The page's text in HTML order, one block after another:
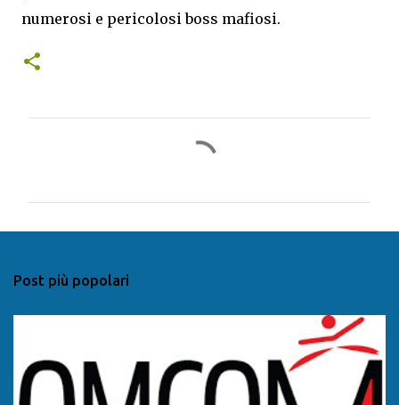
numerosi e pericolosi boss mafiosi.
i
Post più popolari